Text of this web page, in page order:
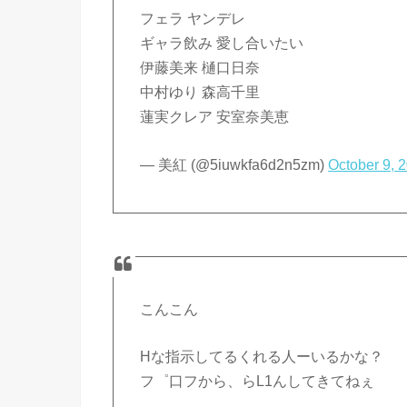
フェラ ヤンデレ
ギャラ飲み 愛し合いたい
伊藤美来 樋口日奈
中村ゆり 森高千里
蓮実クレア 安室奈美恵
— 美紅 (@5iuwkfa6d2n5zm)October 9,
こんこん
Hな指示してるくれる人ーいるかな？
フ゜口フから、らL1んしてきてねぇ